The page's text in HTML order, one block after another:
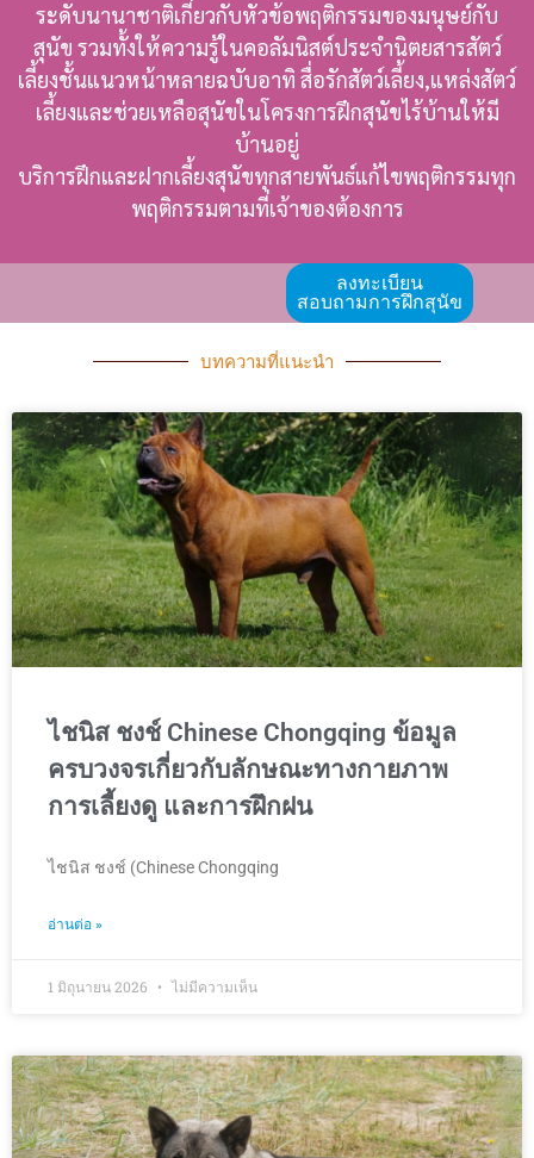
ระดับนานาชาติเกี่ยวกับหัวข้อพฤติกรรมของมนุษย์กับ
สุนัข รวมทั้งให้ความรู้ในคอลัมนิสต์ประจำนิตยสารสัตว์
เลี้ยงชั้นแนวหน้าหลายฉบับอาทิ สื่อรักสัตว์เลี้ยง,แหล่งสัตว์
เลี้ยงและช่วยเหลือสุนัขในโครงการฝึกสุนัขไร้บ้านให้มี
บ้านอยู่
บริการฝึกและฝากเลี้ยงสุนัขทุกสายพันธ์แก้ไขพฤติกรรมทุก
พฤติกรรมตามที่เจ้าของต้องการ
ลงทะเบียน
สอบถามการฝึกสุนัข
บทความที่แนะนำ
ไชนิส ชงช์ Chinese Chongqing ข้อมูล
ครบวงจรเกี่ยวกับลักษณะทางกายภาพ
การเลี้ยงดู และการฝึกฝน
ไชนิส ชงช์ (Chinese Chongqing
อ่านต่อ »
1 มิถุนายน 2026 ไม่มีความเห็น